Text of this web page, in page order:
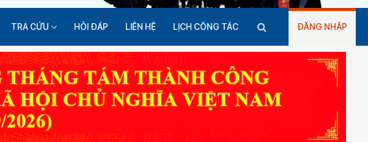
TRA CỨU HỎI ĐÁP LIÊN HỆ LỊCH CÔNG TÁC ĐĂNG NHẬP